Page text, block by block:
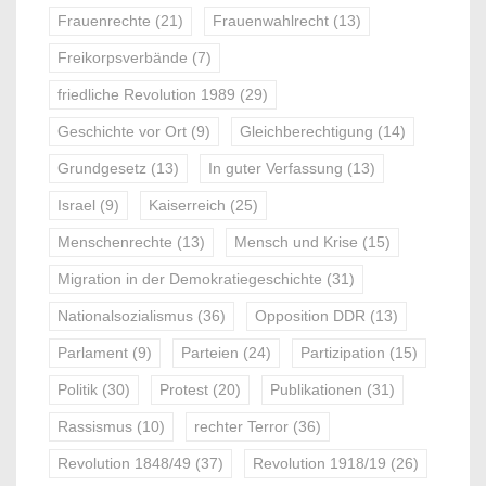
Frauenrechte (21) Frauenwahlrecht (13)
Freikorpsverbände (7)
friedliche Revolution 1989 (29)
Geschichte vor Ort (9) Gleichberechtigung (14)
Grundgesetz (13) In guter Verfassung (13)
Israel (9) Kaiserreich (25)
Menschenrechte (13) Mensch und Krise (15)
Migration in der Demokratiegeschichte (31)
Nationalsozialismus (36) Opposition DDR (13)
Parlament (9) Parteien (24) Partizipation (15)
Politik (30) Protest (20) Publikationen (31)
Rassismus (10) rechter Terror (36)
Revolution 1848/49 (37) Revolution 1918/19 (26)